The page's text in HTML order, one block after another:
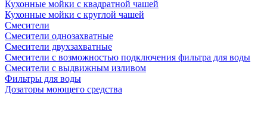
Кухонные мойки с квадратной чашей
Кухонные мойки с круглой чашей
Смесители
Смесители однозахватные
Смесители двухзахватные
Смесители с возможностью подключения фильтра для воды
Смесители с выдвижным изливом
Фильтры для воды
Дозаторы моющего средства